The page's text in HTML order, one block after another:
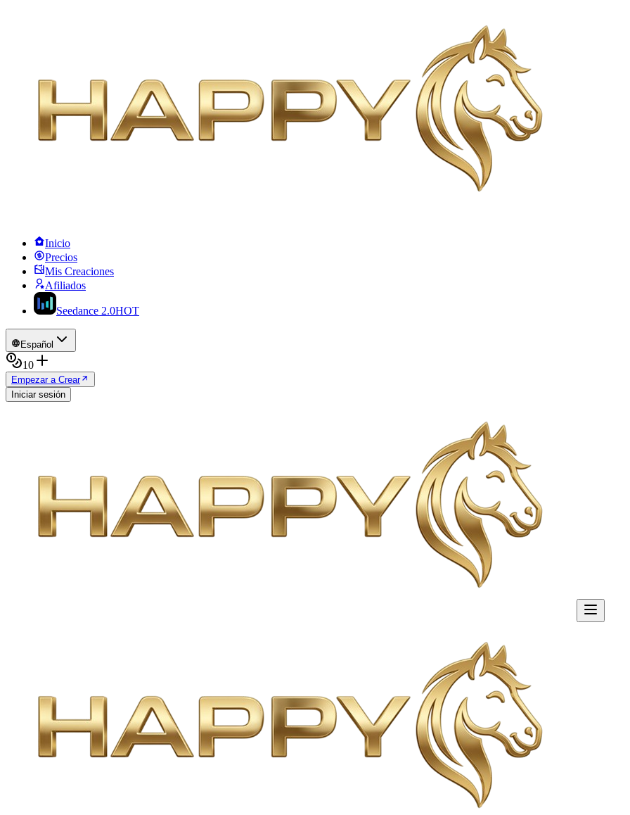
Inicio
Precios
Mis Creaciones
Afiliados
Seedance 2.0HOT
Español
10
Empezar a Crear
Iniciar sesión